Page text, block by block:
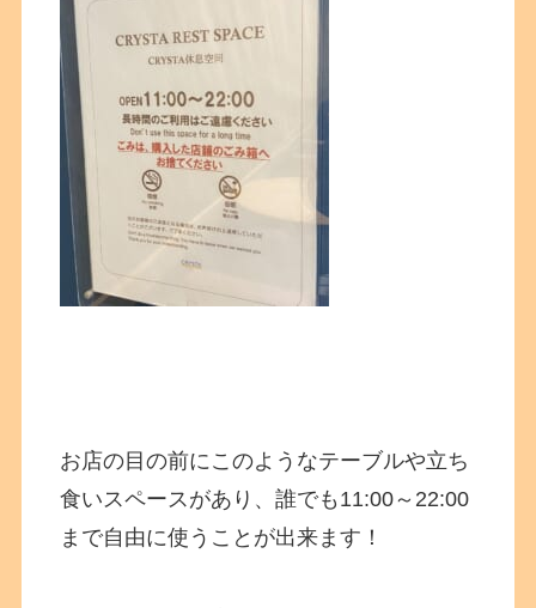
お店の目の前にこのようなテーブルや立ち
食いスペースがあり、誰でも11:00～22:00
まで自由に使うことが出来ます！